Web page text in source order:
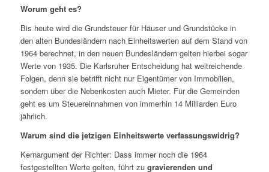
Worum geht es?
Bis heute wird die Grundsteuer für Häuser und Grundstücke in
den alten Bundesländern nach Einheitswerten auf dem Stand von
1964 berechnet, in den neuen Bundesländern gelten hierbei sogar
Werte von 1935. Die Karlsruher Entscheidung hat weitreichende
Folgen, denn sie betrifft nicht nur Eigentümer von Immobilien,
sondern über die Nebenkosten auch Mieter. Für die Gemeinden
geht es um Steuereinnahmen von immerhin 14 Milliarden Euro
jährlich.
Warum sind die jetzigen Einheitswerte verfassungswidrig?
Kernargument der Richter: Dass immer noch die 1964
festgestellten Werte gelten, führt zu gravierenden und